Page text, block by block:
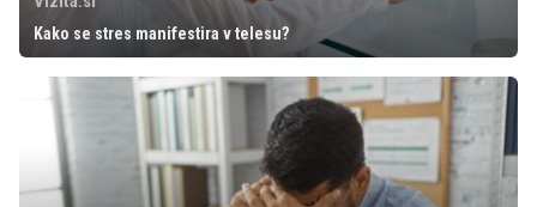
Kako se stres manifestira v telesu?